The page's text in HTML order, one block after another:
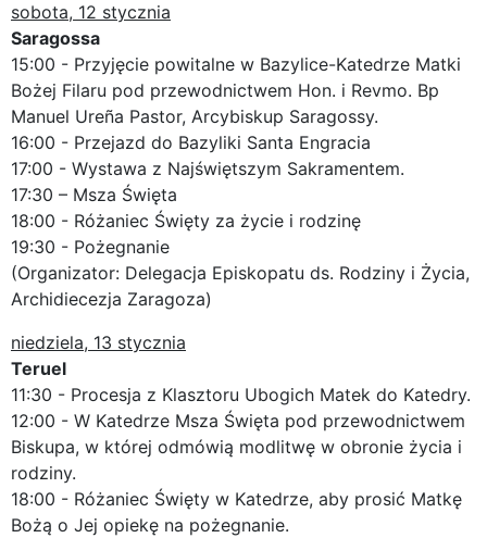
sobota, 12 stycznia
Saragossa
15:00 - Przyjęcie powitalne w Bazylice-Katedrze Matki
Bożej Filaru pod przewodnictwem Hon. i Revmo. Bp
Manuel Ureña Pastor, Arcybiskup Saragossy.
16:00 - Przejazd do Bazyliki Santa Engracia
17:00 - Wystawa z Najświętszym Sakramentem.
17:30 – Msza Święta
18:00 - Różaniec Święty za życie i rodzinę
19:30 - Pożegnanie
(Organizator: Delegacja Episkopatu ds. Rodziny i Życia,
Archidiecezja Zaragoza)
niedziela, 13 stycznia
Teruel
11:30 - Procesja z Klasztoru Ubogich Matek do Katedry.
12:00 - W Katedrze Msza Święta pod przewodnictwem
Biskupa, w której odmówią modlitwę w obronie życia i
rodziny.
18:00 - Różaniec Święty w Katedrze, aby prosić Matkę
Bożą o Jej opiekę na pożegnanie.